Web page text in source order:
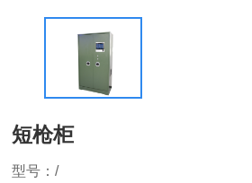
短枪柜
型号：/